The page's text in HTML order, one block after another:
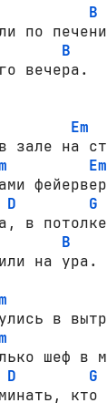
B
B
вечера.
Em
Em
D G
B
на ура.
D G